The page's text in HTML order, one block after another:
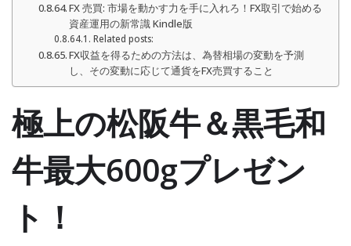
FX 売買: 市場を動かす力を手に入れろ！FX取引で始める
資産運用の新常識 Kindle版
Related posts:
FX収益を得るための方法は、為替相場の変動を予測
し、その変動に応じて通貨をFX売買すること
極上の松阪牛＆黒毛和
牛最大600gプレゼン
ト！